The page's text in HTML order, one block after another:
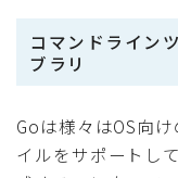
コマンドライン
ブラリ
Goは様々はOS向
イルをサポートし